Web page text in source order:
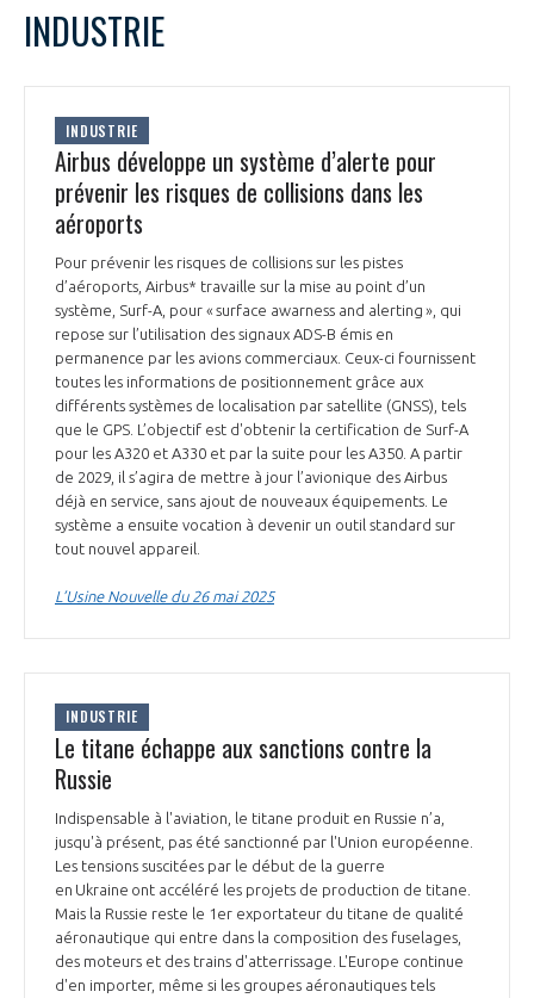
PRÉSENTATION
NOTRE VISION
NOS MISSIONS
NOTRE HISTOIRE
ORGANISATION
LE CONSEIL DU GIFAS
L’ÉQUIPE DU GIFAS
NOS RÉSEAUX À L'INTERNATIONAL
FONCTIONNEMENT
GEADS
COMITÉ AERO PME
STARTAIR
COMMISSIONS ET COMITÉS
ACCOMPAGNEMENT DE NOS ADHÉRENTS
LES PROGRAMMES DU GIFAS
UN ÉCOSYSTÈME INTÉGRÉ ET COHÉRENT
POURQUOI DEVENIR MEMBRE ?
LA MÉDIATION
LA MÉDIATION DANS LA FILIÈRE AÉRONAUTIQUE ET SPATIALE
MÉDIATION ET CHARTE D’ENGAGEMENT SUR LES RELATIONS ENTRE
LA MÉDIATION AU-DELÀ DE LA FILIÈRE AÉRONAUTIQUE ET SPATIALE
LE SALON DU BOURGET
CHIFFRES CLÉS
LES ENJEUX
COMPÉTITIVITÉ
EMPLOI & FORMATION
ENVIRONNEMENT
LES PUBLICATIONS
DOCUMENTS & BROCHURES
RAPPORTS D'ACTIVITÉS
L
1 2 3
4
12
21 23
INDUSTRIE
INDUSTRIE
Airbus développe un système d’alerte pour
prévenir les risques de collisions dans les
aéroports
Pour prévenir les risques de collisions sur les pistes
d’aéroports, Airbus* travaille sur la mise au point d’un
système, Surf-A, pour « surface awarness and alerting », qui
repose sur l’utilisation des signaux ADS-B émis en
permanence par les avions commerciaux. Ceux-ci fournissent
toutes les informations de positionnement grâce aux
différents systèmes de localisation par satellite (GNSS), tels
que le GPS. L’objectif est d'obtenir la certification de Surf-A
pour les A320 et A330 et par la suite pour les A350. A partir
de 2029, il s’agira de mettre à jour l’avionique des Airbus
déjà en service, sans ajout de nouveaux équipements. Le
système a ensuite vocation à devenir un outil standard sur
tout nouvel appareil.
L’Usine Nouvelle du 26 mai 2025
INDUSTRIE
Le titane échappe aux sanctions contre la
Russie
Indispensable à l'aviation, le titane produit en Russie n’a,
jusqu'à présent, pas été sanctionné par l'Union européenne.
Les tensions suscitées par le début de la guerre
en Ukraine ont accéléré les projets de production de titane.
Mais la Russie reste le 1er exportateur du titane de qualité
aéronautique qui entre dans la composition des fuselages,
des moteurs et des trains d'atterrissage. L'Europe continue
d'en importer, même si les groupes aéronautiques tels
Rejoignez une filière d’excellence et développez
votre réseau au sein d’un écosystème intégré et
Découvrez les avantages d'adhérer au GIFAS.
Rencontres, salons, données sectorielles,
DEMANDE D’ADHÉSION